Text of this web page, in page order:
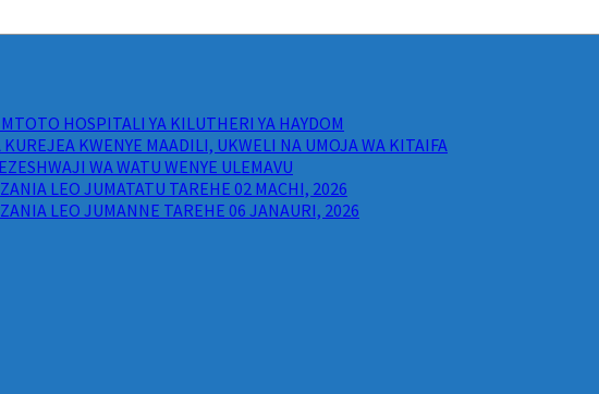
HOSPITALI YA KILUTHERI YA HAYDOM
KWENYE MAADILI, UKWELI NA UMOJA WA KITAIFA
WA WATU WENYE ULEMAVU
LEO JUMATATU TAREHE 02 MACHI, 2026
LEO JUMANNE TAREHE 06 JANAURI, 2026